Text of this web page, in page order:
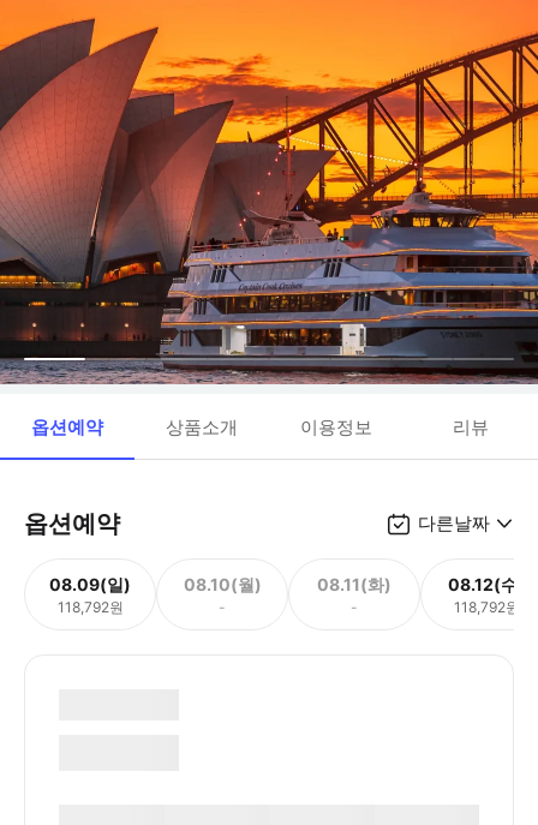
옵션예약 상품소개 이용정보 리뷰
옵션예약 다른날짜
08.09(일)
118,792원
08.10(월)
-
08.11(화)
-
08.12(수)
118,792원